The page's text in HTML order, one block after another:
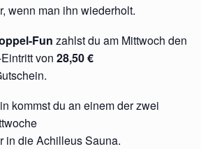
wenn man ihn wiederholt.
Fun zahlst du am Mittwoch den
von 28,50 €
kommst du an einem der zwei
in die Achilleus Sauna.